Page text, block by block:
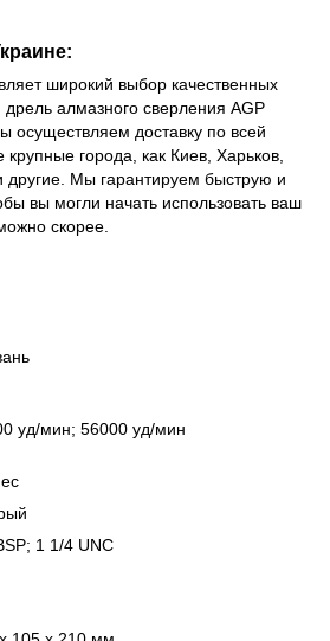
широкий выбор качественных
алмазного сверления AGP
осуществляем доставку по всей
города, как Киев, Харьков,
другие. Мы гарантируем быструю и
вы могли начать использовать ваш
скорее.
уд/мин; 56000 уд/мин
1 1/4 UNC